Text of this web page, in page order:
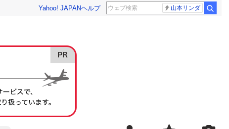
Yahoo! JAPANヘルプ 山本リンダ